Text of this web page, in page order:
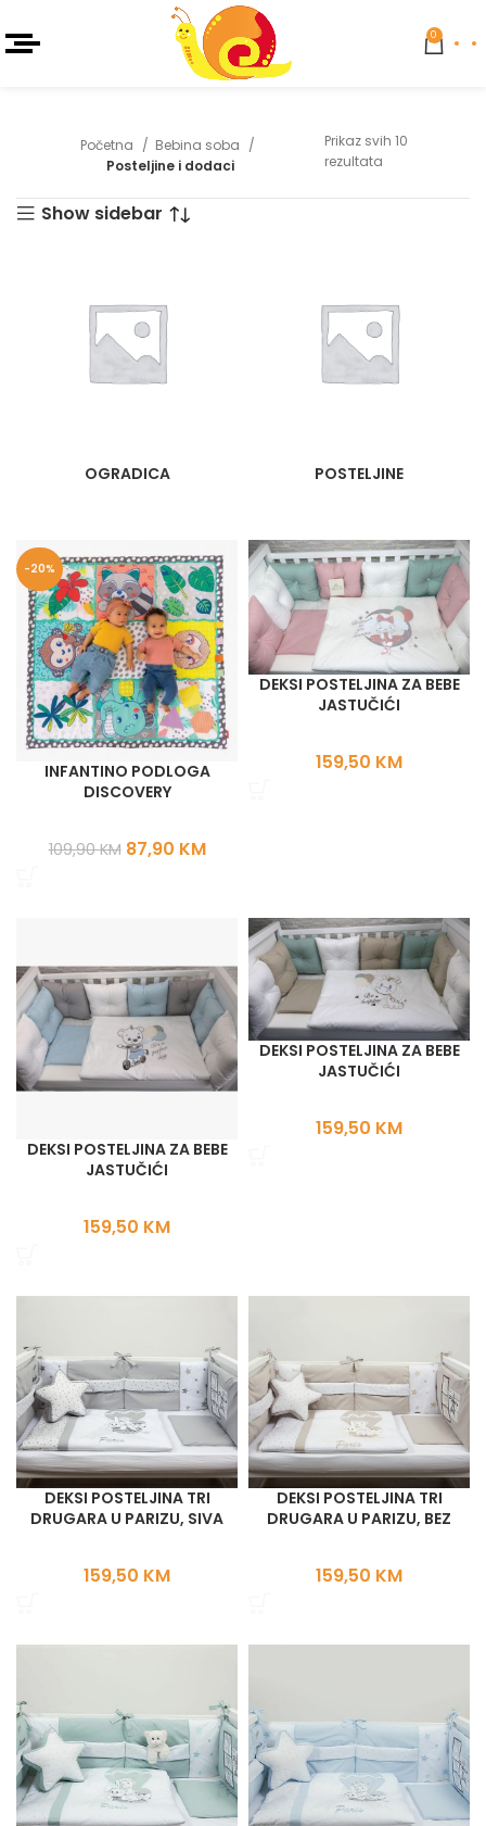
0
Početna
Bebina soba
Posteljine i dodaci
Prikaz svih 10
rezultata
Show sidebar
OGRADICA POSTELJINE
-20%
INFANTINO PODLOGA
DISCOVERY
109,90KM 87,90 KM
DEKSI POSTELJINA ZA BEBE
JASTUČIĆI
159,50 KM
DEKSI POSTELJINA ZA BEBE
JASTUČIĆI
159,50 KM
DEKSI POSTELJINA ZA BEBE
JASTUČIĆI
159,50 KM
DEKSI POSTELJINA TRI
DRUGARA U PARIZU, SIVA
159,50 KM
DEKSI POSTELJINA TRI
DRUGARA U PARIZU, BEZ
159,50 KM